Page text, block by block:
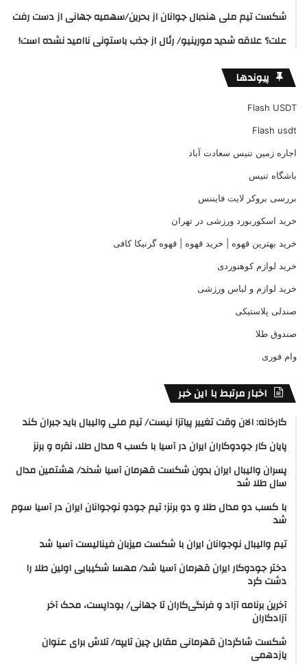
شکست تیم ملی هندبال جوانان از بحرین/سهمیه جهانی از دست رفت
علت؟ علاقه شدید مورینیو/ رئال از جذب باستونی ناامید نشده است!
پیوندها
Flash USDT
Flash usdt
اجاره زمین تنیس سعادت آباد
باشگاه تنیس
بررسی بروکر لایت فایننس
خرید اسکوربورد ورزشی در تهران
خرید بهترین قهوه | خرید قهوه | قهوه گرنیکا کافی
خرید لوازم کوهنوردی
خرید لوازم و لباس ورزشی
صندلی پلاستیکی
صندوق طلا
وام فوری
اخبار مرتبط با این خبر
کارخانه: الان وقت تغییر پیاتزا نیست/ تیم ملی والیبال باید جبران کند
پایان کار جودوکاران ایران در آسیا با کسب ۹ مدال طلا، نقره و برنز
پسران والیبال ایران بدون شکست قهرمان آسیا شدند/ هشتمین مدال
سال طلا شد
با کسب دو مدال طلا و دو برنز؛ تیم جودو نوجوانان ایران در آسیا سوم
شد
تیم والیبال نوجوانان ایران با شکست میزبان فینالیست آسیا شد
دختر جودوکار ایران قهرمان آسیا شد/ مهسا شکیبایی اولین طلا را
دشت کرد
آخرین برنامه آزاد و فرنگی‌کاران تا جهانی/ بوداپست، محک آخر
آزادکاران
شکست شاگردان قهرمانی مقابل چین تایپه/ تلاش برای عنوان
یازدهمی